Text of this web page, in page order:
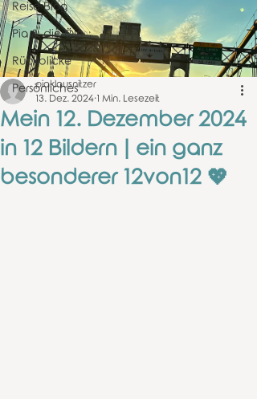
Reise Blog
Pia & die Öle
Rückblicke
Persönliches
Mein 12. Dezember 2024
in 12 Bildern | ein ganz
besonderer 12von12 💖
piaklausnitzer
13. Dez. 2024 1 Min. Lesezeit